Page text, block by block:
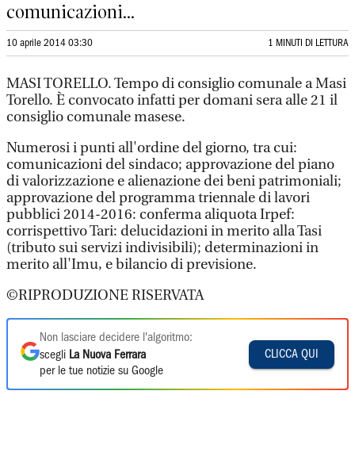
comunicazioni...
10 aprile 2014 03:30 1 MINUTI DI LETTURA
MASI TORELLO. Tempo di consiglio comunale a Masi
Torello. È convocato infatti per domani sera alle 21 il
consiglio comunale masese.
Numerosi i punti all'ordine del giorno, tra cui:
comunicazioni del sindaco; approvazione del piano
di valorizzazione e alienazione dei beni patrimoniali;
approvazione del programma triennale di lavori
pubblici 2014-2016: conferma aliquota Irpef:
corrispettivo Tari: delucidazioni in merito alla Tasi
(tributo sui servizi indivisibili); determinazioni in
merito all'Imu, e bilancio di previsione.
©RIPRODUZIONE RISERVATA
Non lasciare decidere l'algoritmo:
scegli La Nuova Ferrara
per le tue notizie su Google
CLICCA QUI